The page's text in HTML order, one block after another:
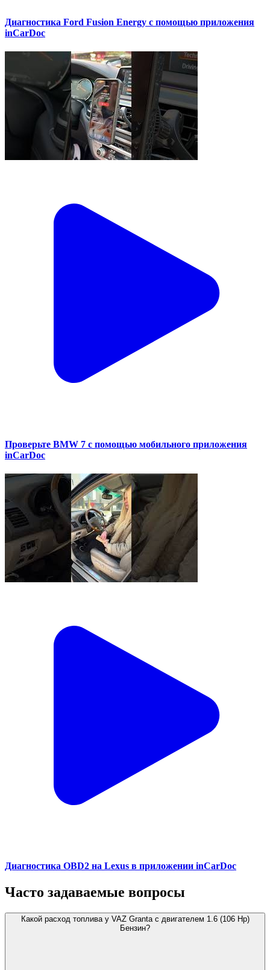
Диагностика Ford Fusion Energy с помощью приложения
inCarDoc
Проверьте BMW 7 с помощью мобильного приложения
inCarDoc
Диагностика OBD2 на Lexus в приложении inCarDoc
Часто задаваемые вопросы
Какой расход топлива у VAZ Granta с двигателем 1.6 (106 Hp)
Бензин?